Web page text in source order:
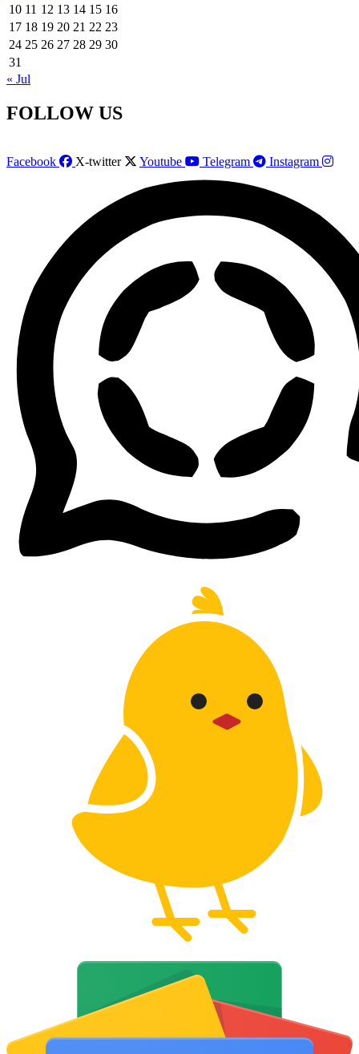
10 11 12 13 14 15 16
17 18 19 20 21 22 23
24 25 26 27 28 29 30
31
« Jul
FOLLOW US
Facebook X-twitter Youtube Telegram Instagram